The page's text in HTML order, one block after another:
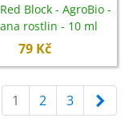
Block - AgroBio -
rostlin - 10 ml
79 Kč
1 2 3